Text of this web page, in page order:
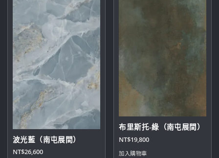
波光藍（南屯展間）
NT$26,600
布里斯托-綠（南屯展間）
NT$19,800
加入購物車